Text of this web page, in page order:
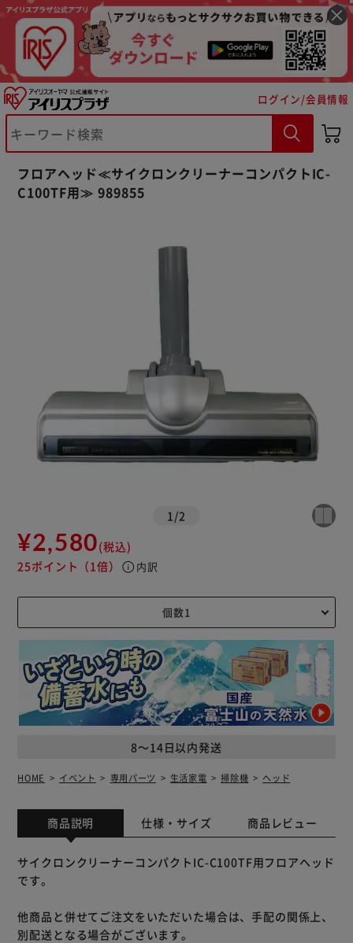
ログイン/会員情報
フロアヘッド≪サイクロンクリーナーコンパクトIC-
C100TF用≫ 989855
1 /2
¥2,580(税込)
25ポイント （1倍） info 内訳
8～14日以内発送
HOME イベント 専用パーツ 生活家電 掃除機 ヘッド
商品説明 仕様・サイズ 商品レビュー
サイクロンクリーナーコンパクトIC-C100TF用フロアヘッド
です。
他商品と併せてご注文をいただいた場合は、手配の関係上、
別配送となる場合がございます。
※ご確認ください
カートに入れる 購入手続きへ